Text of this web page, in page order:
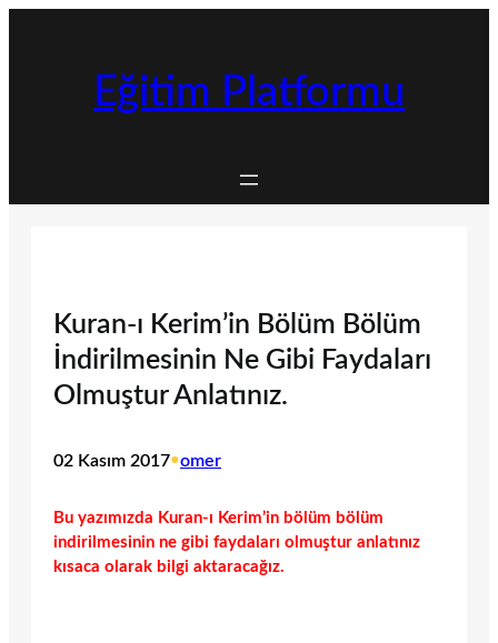
Eğitim Platformu
Kuran-ı Kerim’in Bölüm Bölüm
İndirilmesinin Ne Gibi Faydaları
Olmuştur Anlatınız.
02 Kasım 2017•omer
Bu yazımızda Kuran-ı Kerim’in bölüm bölüm
indirilmesinin ne gibi faydaları olmuştur anlatınız
kısaca olarak bilgi aktaracağız.